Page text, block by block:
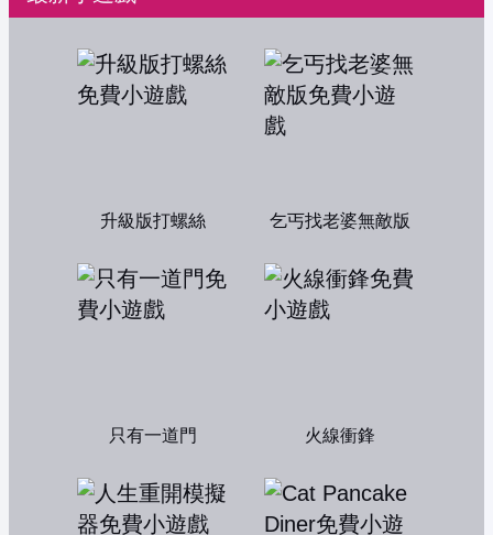
升級版打螺絲 乞丐找老婆無敵版
只有一道門 火線衝鋒